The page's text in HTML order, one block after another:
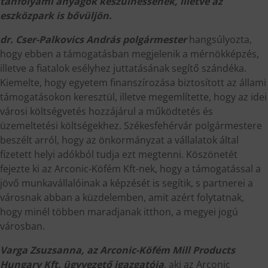
eszközpark is bővüljön.
dr. Cser-Palkovics András polgármesterhangsúlyozta,
hogy ebben a támogatásban megjelenik a mérnökképzés,
illetve a fiatalok esélyhez juttatásának segítő szándéka.
Kiemelte, hogy egyetem finanszírozása biztosított az állami
támogatásokon keresztül, illetve megemlítette, hogy az idei
városi költségvetés hozzájárul a működtetés és
üzemeltetési költségekhez. Székesfehérvár polgármestere
beszélt arról, hogy az önkormányzat a vállalatok által
fizetett helyi adókból tudja ezt megtenni. Köszönetét
fejezte ki az Arconic-Köfém Kft-nek, hogy a támogatással a
jövő munkavállalóinak a képzését is segítik, s partnerei a
városnak abban a küzdelemben, amit azért folytatnak,
hogy minél többen maradjanak itthon, a megyei jogú
városban.
Varga Zsuzsanna, az Arconic-Köfém Mill Products
Hungary Kft. ügyvezető igazgatója, aki az Arconic